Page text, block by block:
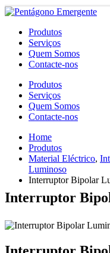
Produtos
Serviços
Quem Somos
Contacte-nos
Produtos
Serviços
Quem Somos
Contacte-nos
Home
Produtos
Material Eléctrico,
Luminoso
Interruptor Bipolar
Interruptor